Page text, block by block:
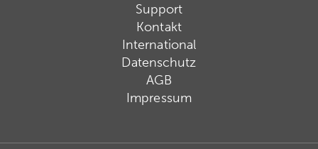
Support
Kontakt
International
Datenschutz
AGB
Impressum